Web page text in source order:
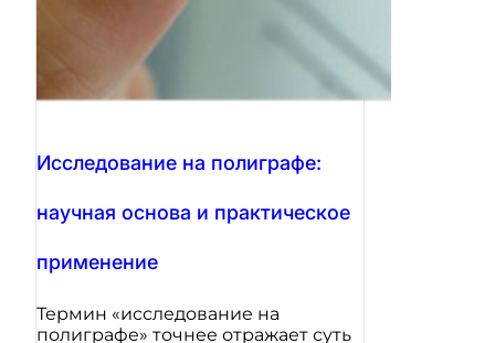
Исследование на полиграфе:
научная основа и практическое
применение
Термин «исследование на
полиграфе» точнее отражает суть